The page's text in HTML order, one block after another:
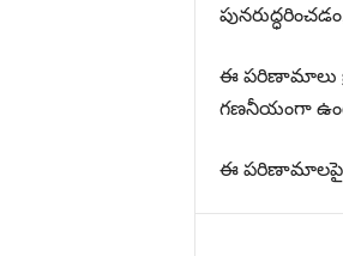
ఈ పరిణామాలు
గణనీయంగా
ఈ పరిణామాలపై